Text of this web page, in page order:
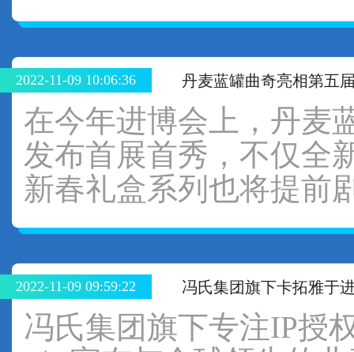
丹麦蓝罐曲奇亮相第五
在今年进博会上，丹麦
发布首展首秀，不仅全
新春礼盒系列也将提前
2022-11-09 10:06:36
冯氏集团旗下卡拓雅于
冯氏集团旗下专注IP授
2022-11-09 09:59:22